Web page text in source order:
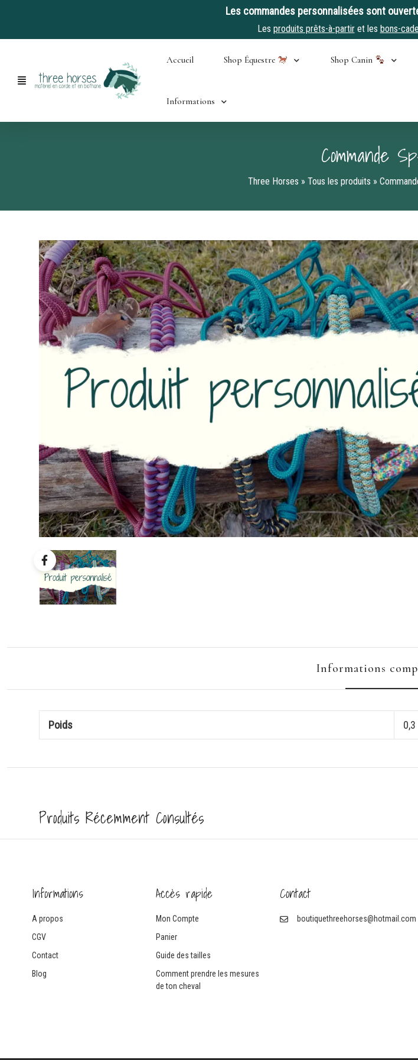
Les commandes personnalisées sont
Les produits prêts-à-partiret les bons-
content
Accueil Shop Équestre Shop Canin
Informations
Commande
Three Horses » Tous les produits »
Informations
Poids
Produits Récemment Consultés
Informations
A propos
CGV
Contact
Blog
Accès rapide
Mon Compte
Panier
Guide des tailles
Comment prendre les mesures
de ton cheval
Contact
boutiquethreehorses@hotmail.com